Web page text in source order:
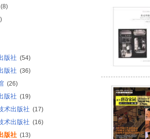
(8)
版社 (54)
版社 (36)
(26)
版社 (19)
术出版社 (17)
术出版社 (16)
版社 (13)